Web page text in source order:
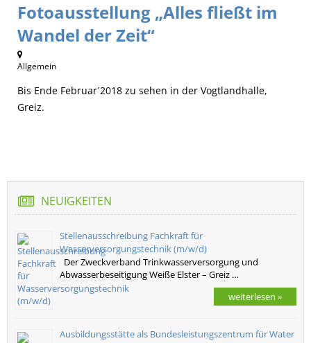
Fotoausstellung „Alles fließt im
Wandel der Zeit“
Allgemein
Bis Ende Februar´2018 zu sehen in der Vogtlandhalle,
Greiz.
NEUIGKEITEN
Stellenausschreibung Fachkraft für
Wasserversorgungstechnik (m/w/d)
Der Zweckverband Trinkwasserversorgung und
Abwasserbeseitigung Weiße Elster – Greiz …
weiterlesen »
Ausbildungsstätte als Bundesleistungszentrum für Water